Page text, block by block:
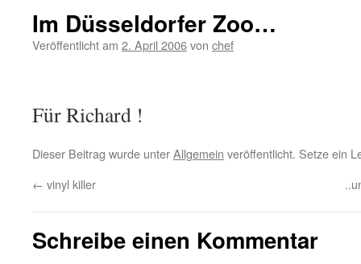
Im Düsseldorfer Zoo…
Veröffentlicht am 2. April 2006von chef
Für Richard !
Dieser Beitrag wurde unterAllgemein veröffentlicht. Setze ein
← vinyl killer
Schreibe einen Kommentar